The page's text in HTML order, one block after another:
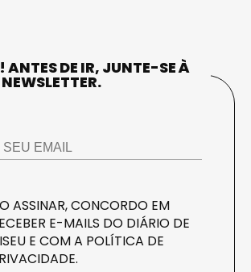
ANTES DE IR, JUNTE-SE À
ASSINAR, CONCORDO EM
E-MAILS DO DIÁRIO DE
E COM A POLÍTICA DE
.